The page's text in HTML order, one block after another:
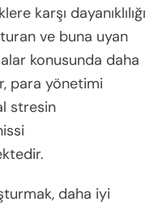
karşı dayanıklılığı
ve buna uyan
konusunda daha
para yönetimi
stresin
daha iyi